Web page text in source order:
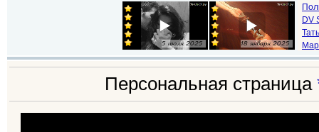
DV
Персональная страница